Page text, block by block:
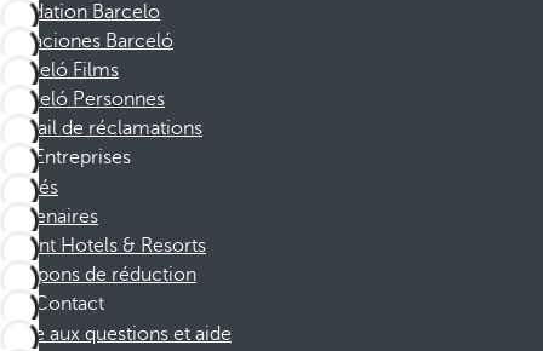
Fondation Barcelo
Vacaciones Barceló
Barceló Films
Barceló Personnes
Portail de réclamations
Entreprises
Affiliés
Partenaires
Dorint Hotels & Resorts
Coupons de réduction
Contact
Foire aux questions et aide